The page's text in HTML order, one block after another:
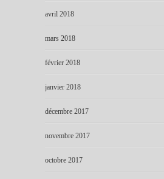
avril 2018
mars 2018
février 2018
janvier 2018
décembre 2017
novembre 2017
octobre 2017